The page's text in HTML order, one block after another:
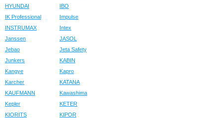
HYUNDAI
IBO
IK Professional
Impulse
INSTRUMAX
Intex
Janssen
JASOL
Jebao
Jeta Safety
Junkers
KABIN
Kangye
Kapro
Karcher
KATANA
KAUFMANN
Kawashima
Kepler
KETER
KIORITS
KIPOR